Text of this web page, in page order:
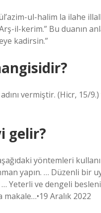
ul-halim la ilahe
il-kerim.” Bu duanın
kadirsin.”
vermiştir. (Hicr, 15/
gelir?
yöntemleri
yapın. … Düzenli bir
Yeterli ve dengeli
Aralık 2022